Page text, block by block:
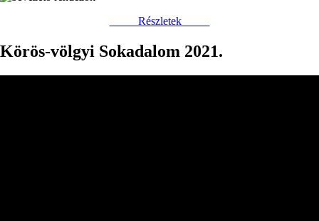
Részletek
Körös-völgyi Sokadalom 2021.